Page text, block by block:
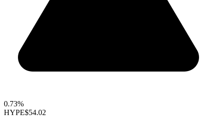
0.73%
HYPE$54.02